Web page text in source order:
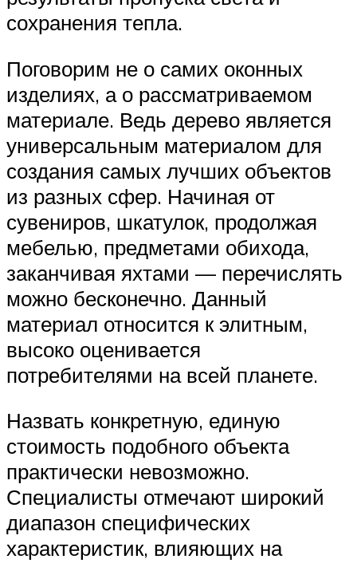
сохранения тепла.
Поговорим не о самих оконных
изделиях, а о рассматриваемом
материале. Ведь дерево является
универсальным материалом для
создания самых лучших объектов
из разных сфер. Начиная от
сувениров, шкатулок, продолжая
мебелью, предметами обихода,
заканчивая яхтами — перечислять
можно бесконечно. Данный
материал относится к элитным,
высоко оценивается
потребителями на всей планете.
Назвать конкретную, единую
стоимость подобного объекта
практически невозможно.
Специалисты отмечают широкий
диапазон специфических
характеристик, влияющих на